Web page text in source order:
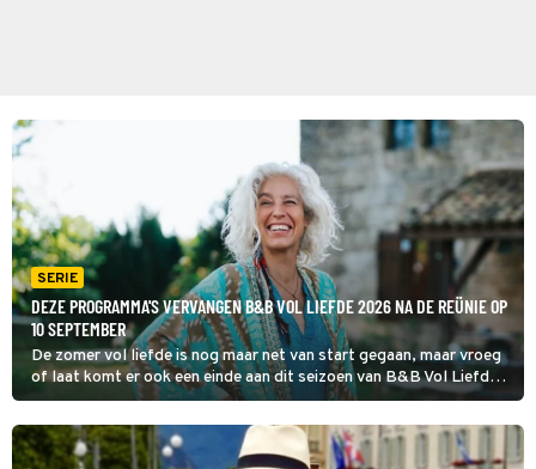
SERIE
DEZE PROGRAMMA'S VERVANGEN B&B VOL LIEFDE 2026 NA DE REÜNIE OP
10 SEPTEMBER
De zomer vol liefde is nog maar net van start gegaan, maar vroeg
of laat komt er ook een einde aan dit seizoen van B&B Vol Liefde.
De grote vraag is dan: welke programma's nemen het stokje over?